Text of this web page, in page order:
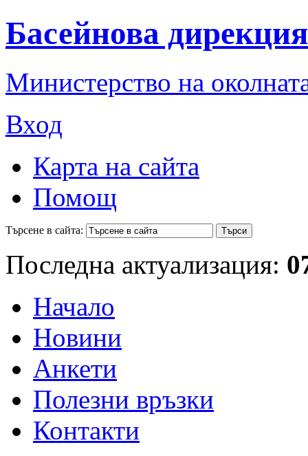
Басейнова
Министерство на
Вход
Карта на сайта
Помощ
Търсене в сайта:
Последна актуализация:
Начало
Новини
Анкети
Полезни връзки
Контакти